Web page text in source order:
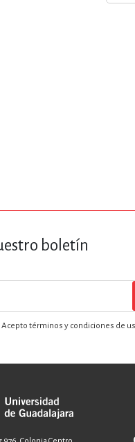
boletín
Acepto términos y condiciones de